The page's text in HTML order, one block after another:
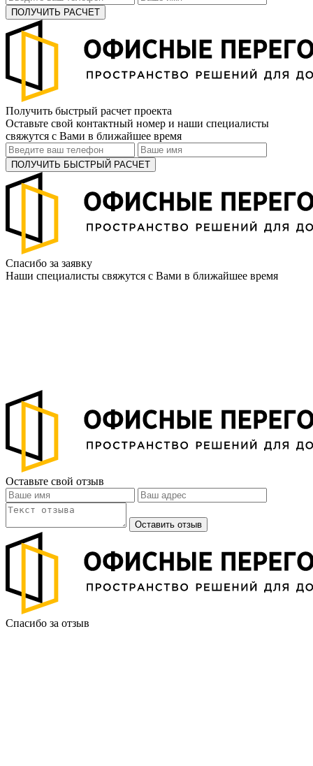
ПОЛУЧИТЬ РАСЧЕТ
Получить быстрый расчет проекта
Оставьте свой контактный номер и наши специалисты
свяжутся с Вами в ближайшее время
ПОЛУЧИТЬ БЫСТРЫЙ РАСЧЕТ
Спасибо за заявку
Наши специалисты свяжутся с Вами в ближайшее время
Оставьте свой отзыв
Оставить отзыв
Спасибо за отзыв